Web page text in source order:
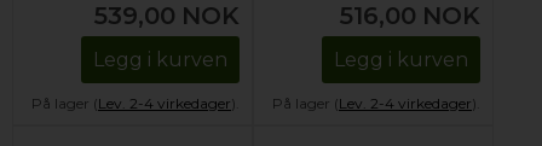
539,00 NOK
Legg i kurven
På lager (Lev. 2-4 virkedager).
516,00 NOK
Legg i kurven
På lager (Lev. 2-4 virkedager).